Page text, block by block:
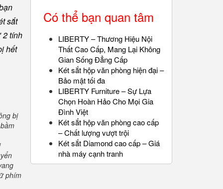
sắt
2 tính
hết
bị
phím
Có thể bạn quan tâm
LIBERTY – Thương Hiệu Nội
Thất Cao Cấp, Mang Lại Không
Gian Sống Đẳng Cấp
Két sắt hộp văn phòng hiện đại –
Bảo mật tối đa
LIBERTY Furniture – Sự Lựa
Chọn Hoàn Hảo Cho Mọi Gia
Đình Việt
Két sắt hộp văn phòng cao cấp
– Chất lượng vượt trội
Két sắt Diamond cao cấp – Giá
nhà máy cạnh tranh